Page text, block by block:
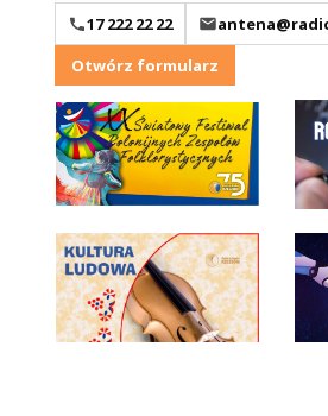
17 222 22 22
Otwórz formularz